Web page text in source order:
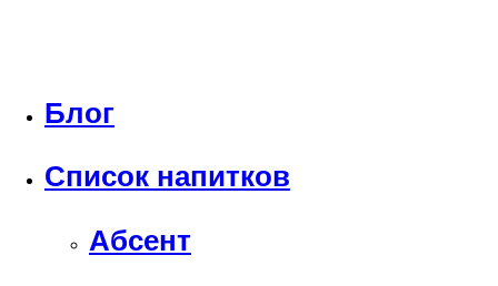
Блог
Список напитков
Абсент